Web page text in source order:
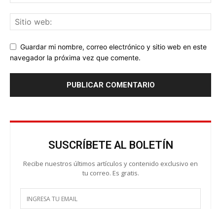
Guardar mi nombre, correo electrónico y sitio web en este
navegador la próxima vez que comente.
SUSCRÍBETE AL BOLETÍN
Recibe nuestros últimos artículos y contenido exclusivo en
tu correo. Es gratis.